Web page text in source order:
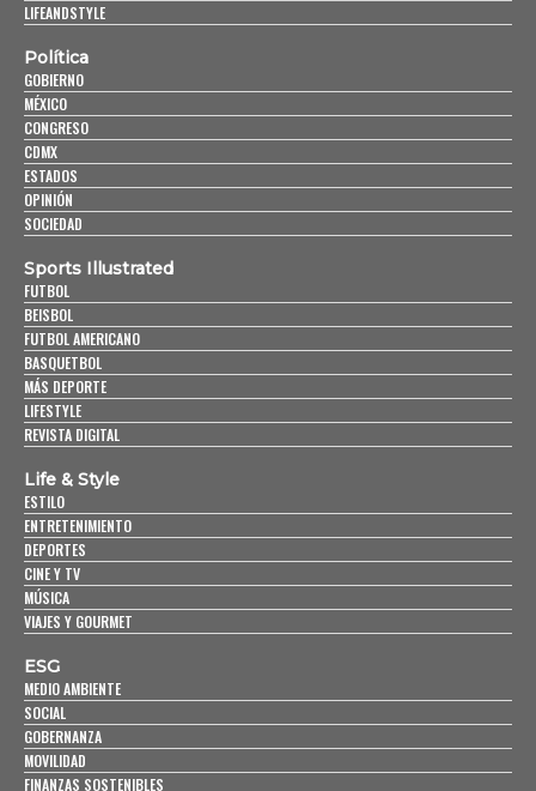
LIFEANDSTYLE
Política
GOBIERNO
MÉXICO
CONGRESO
CDMX
ESTADOS
OPINIÓN
SOCIEDAD
Sports Illustrated
FUTBOL
BEISBOL
FUTBOL AMERICANO
BASQUETBOL
MÁS DEPORTE
LIFESTYLE
REVISTA DIGITAL
Life & Style
ESTILO
ENTRETENIMIENTO
DEPORTES
CINE Y TV
MÚSICA
VIAJES Y GOURMET
ESG
MEDIO AMBIENTE
SOCIAL
GOBERNANZA
MOVILIDAD
FINANZAS SOSTENIBLES